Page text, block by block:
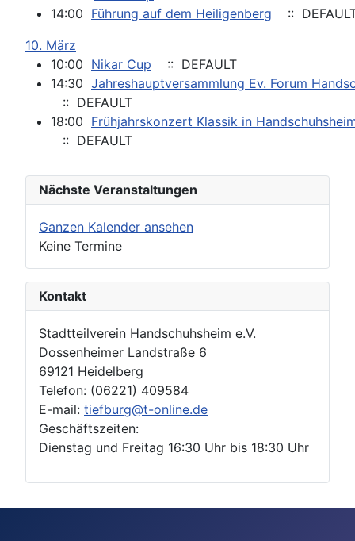
14:00 Führung auf dem Heiligenberg
::
10. März
10:00 Nikar Cup
:: DEFAULT
14:30 Jahreshauptversammlung Ev. Forum
:: DEFAULT
18:00 Frühjahrskonzert Klassik in
:: DEFAULT
Nächste Veranstaltungen
Ganzen Kalender ansehen
Keine Termine
Kontakt
Stadtteilverein Handschuhsheim e.V.
Dossenheimer Landstraße 6
69121 Heidelberg
Telefon: (06221) 409584
E-mail: tiefburg@t-online.de
Geschäftszeiten:
Dienstag und Freitag 16:30 Uhr bis 18:30 Uhr